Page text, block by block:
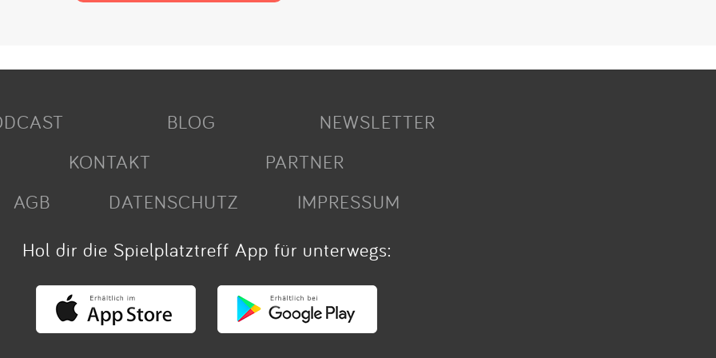
BLOG
NEWSLETTER
KONTAKT
PARTNER
AGB
DATENSCHUTZ
IMPRESSUM
Hol dir die Spielplatztreff App für unterwegs: